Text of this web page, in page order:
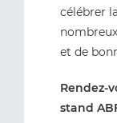
célébrer
et de
Rendez-
stand